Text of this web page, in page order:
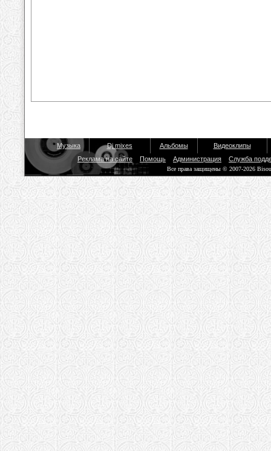
Музыка Dj mixes Альбомы
Видеоклипы
Реклама на сайте
Помощь Администрация Служба
Все права защищены © 2007-2026